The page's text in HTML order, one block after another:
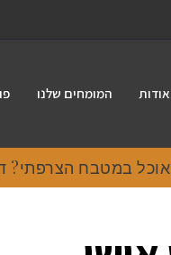
אודות המומחים שלנו
במטבח הצרפתי? דברו איתי